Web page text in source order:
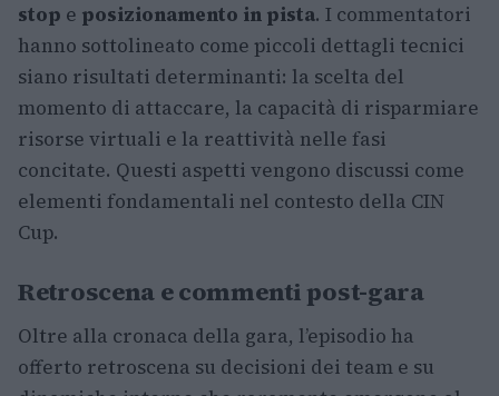
stop e posizionamento in pista. I commentatori
hanno sottolineato come piccoli dettagli tecnici
siano risultati determinanti: la scelta del
momento di attaccare, la capacità di risparmiare
risorse virtuali e la reattività nelle fasi
concitate. Questi aspetti vengono discussi come
elementi fondamentali nel contesto della CIN
Cup.
Retroscena e commenti post-gara
Oltre alla cronaca della gara, l’episodio ha
offerto retroscena su decisioni dei team e su